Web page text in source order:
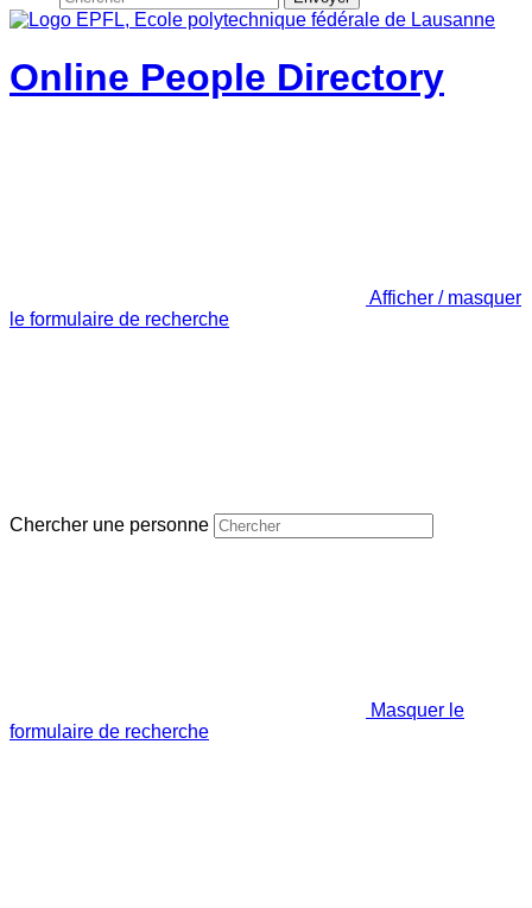
Online People Directory
Afficher / masquer
le formulaire de recherche
Chercher une personne
Masquer le
formulaire de recherche